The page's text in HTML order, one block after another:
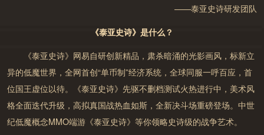
——泰亚史诗研发团队
《泰亚史诗》是什么？
《泰亚史诗》网易自研创新精品，肃杀暗涌的光影画风，标新立
异的低魔世界，全网首创“单币制”经济系统，全球同服一呼百应，首
位国王虚位以待。《泰亚史诗》先驱不删档测试火热进行中，美术风
格全面迭代升级，高拟真国战热血如斯，全新决斗场重磅登场。中世
纪低魔概念MMO端游《泰亚史诗》等你领略史诗级的战争艺术。
游戏中部分玩法和道具需要付费;
未满8周岁的用户不能付费；8周岁以上未满16周岁的未成
额累计不得超过200元人民币；
16周岁以上的未成年人用户，单次充值金额不得超过100
元人民币，每月充值金额累计不得超过400元人民币。
恭喜您已成功预约新服布阿纳
提前下载